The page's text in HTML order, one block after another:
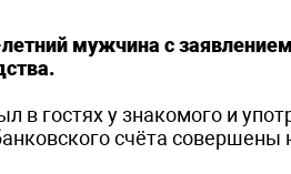
мужчина с
в гостях у знакомого и
счёта